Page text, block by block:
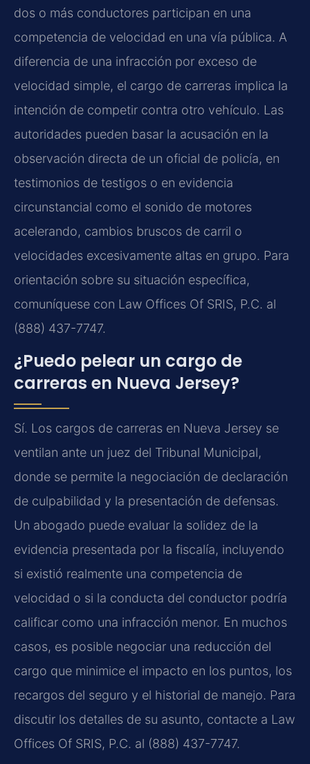
dos o más conductores participan en una
competencia de velocidad en una vía pública. A
diferencia de una infracción por exceso de
velocidad simple, el cargo de carreras implica la
intención de competir contra otro vehículo. Las
autoridades pueden basar la acusación en la
observación directa de un oficial de policía, en
testimonios de testigos o en evidencia
circunstancial como el sonido de motores
acelerando, cambios bruscos de carril o
velocidades excesivamente altas en grupo. Para
orientación sobre su situación específica,
comuníquese con Law Offices Of SRIS, P.C. al
(888) 437-7747.
¿Puedo pelear un cargo de
carreras en Nueva Jersey?
Sí. Los cargos de carreras en Nueva Jersey se
ventilan ante un juez del Tribunal Municipal,
donde se permite la negociación de declaración
de culpabilidad y la presentación de defensas.
Un abogado puede evaluar la solidez de la
evidencia presentada por la fiscalía, incluyendo
si existió realmente una competencia de
velocidad o si la conducta del conductor podría
calificar como una infracción menor. En muchos
casos, es posible negociar una reducción del
cargo que minimice el impacto en los puntos, los
recargos del seguro y el historial de manejo. Para
discutir los detalles de su asunto, contacte a Law
Offices Of SRIS, P.C. al (888) 437-7747.